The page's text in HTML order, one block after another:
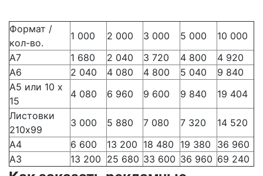
Формат /
кол-во.
1 000 2 000 3 000 5 000
10 000
А7
1 680 2 040 3 720 4 800
4 920
А6
2 040 4 080 4 800 5 040
9 840
А5 или 10 х
15
4 080 6 960 9 600 9 840
19 404
Листовки
210х99
3 000 5 880 7 080 7 320
14 520
А4
6 600 13 200 18 480 19 380
36 960
А3
13 200 25 680 33 600 36 960 69 240